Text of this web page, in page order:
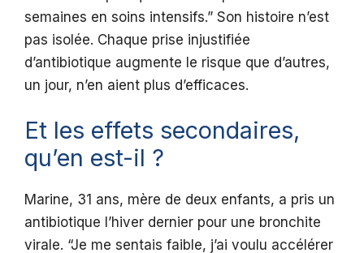
semaines en soins intensifs.” Son histoire n’est
pas isolée. Chaque prise injustifiée
d’antibiotique augmente le risque que d’autres,
un jour, n’en aient plus d’efficaces.
Et les effets secondaires,
qu’en est-il ?
Marine, 31 ans, mère de deux enfants, a pris un
antibiotique l’hiver dernier pour une bronchite
virale. “Je me sentais faible, j’ai voulu accélérer